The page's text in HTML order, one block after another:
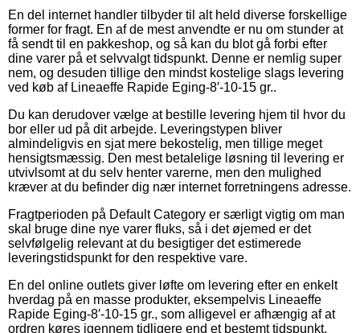
En del internet handler tilbyder til alt held diverse forskellige
former for fragt. En af de mest anvendte er nu om stunder at
få sendt til en pakkeshop, og så kan du blot gå forbi efter
dine varer på et selvvalgt tidspunkt. Denne er nemlig super
nem, og desuden tillige den mindst kostelige slags levering
ved køb af Lineaeffe Rapide Eging-8′-10-15 gr..
Du kan derudover vælge at bestille levering hjem til hvor du
bor eller ud på dit arbejde. Leveringstypen bliver
almindeligvis en sjat mere bekostelig, men tillige meget
hensigtsmæssig. Den mest betalelige løsning til levering er
utvivlsomt at du selv henter varerne, men den mulighed
kræver at du befinder dig nær internet forretningens adresse.
Fragtperioden på Default Category er særligt vigtig om man
skal bruge dine nye varer fluks, så i det øjemed er det
selvfølgelig relevant at du besigtiger det estimerede
leveringstidspunkt for den respektive vare.
En del online outlets giver løfte om levering efter en enkelt
hverdag på en masse produkter, eksempelvis Lineaeffe
Rapide Eging-8′-10-15 gr., som alligevel er afhængig af at
ordren køres igennem tidligere end et bestemt tidspunkt,